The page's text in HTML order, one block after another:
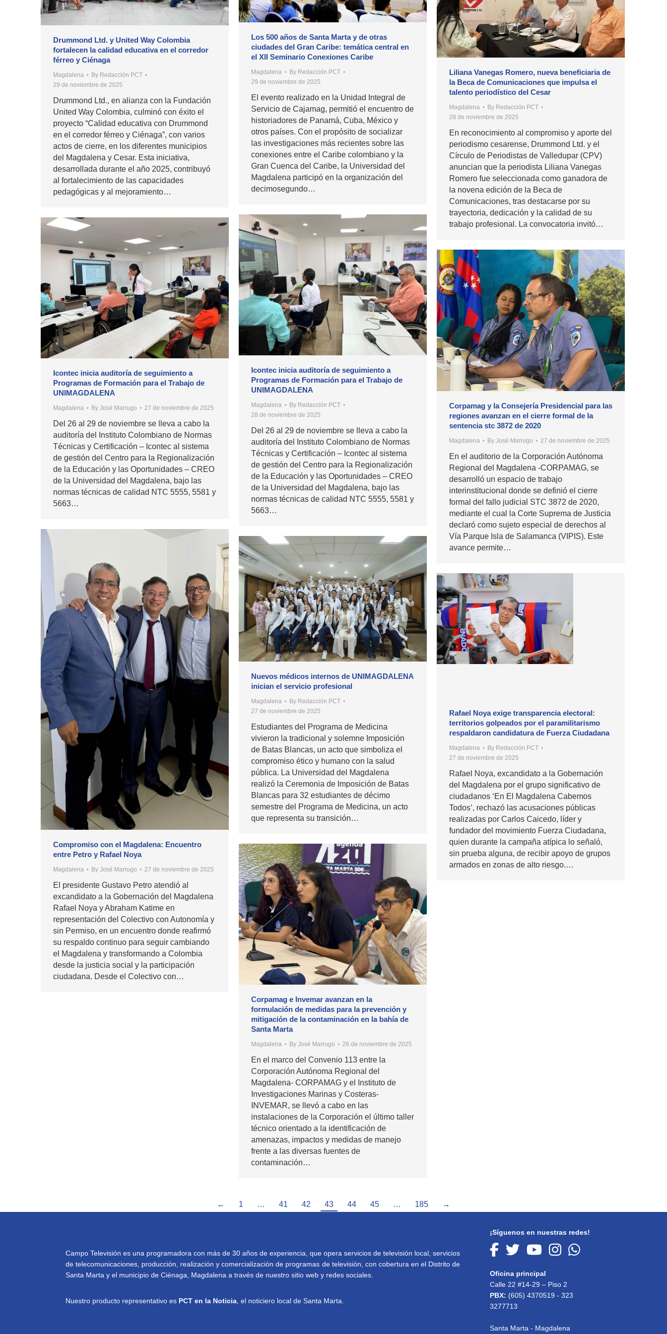
Drummond Ltd. y United Way Colombia
fortalecen la calidad educativa en el corredor
férreo y Ciénaga
Magdalena By Redacción PCT
29 de noviembre de 2025
Drummond Ltd., en alianza con la Fundación
United Way Colombia, culminó con éxito el
proyecto “Calidad educativa con Drummond
en el corredor férreo y Ciénaga”, con varios
actos de cierre, en los diferentes municipios
del Magdalena y Cesar. Esta iniciativa,
desarrollada durante el año 2025, contribuyó
al fortalecimiento de las capacidades
pedagógicas y al mejoramiento…
Los 500 años de Santa Marta y de otras
ciudades del Gran Caribe: temática central en
el XII Seminario Conexiones Caribe
Magdalena By Redacción PCT
29 de noviembre de 2025
El evento realizado en la Unidad Integral de
Servicio de Cajamag, permitió el encuentro de
historiadores de Panamá, Cuba, México y
otros países. Con el propósito de socializar
las investigaciones más recientes sobre las
conexiones entre el Caribe colombiano y la
Gran Cuenca del Caribe, la Universidad del
Magdalena participó en la organización del
decimosegundo…
Liliana Vanegas Romero, nueva beneficiaria de
la Beca de Comunicaciones que impulsa el
talento periodístico del Cesar
Magdalena By Redacción PCT
28 de noviembre de 2025
En reconocimiento al compromiso y aporte del
periodismo cesarense, Drummond Ltd. y el
Círculo de Periodistas de Valledupar (CPV)
anuncian que la periodista Liliana Vanegas
Romero fue seleccionada como ganadora de
la novena edición de la Beca de
Comunicaciones, tras destacarse por su
trayectoria, dedicación y la calidad de su
trabajo profesional. La convocatoria invitó…
Icontec inicia auditoría de seguimiento a
Programas de Formación para el Trabajo de
UNIMAGDALENA
Magdalena By Redacción PCT
28 de noviembre de 2025
Del 26 al 29 de noviembre se lleva a cabo la
auditoría del Instituto Colombiano de Normas
Técnicas y Certificación – Icontec al sistema
de gestión del Centro para la Regionalización
de la Educación y las Oportunidades – CREO
de la Universidad del Magdalena, bajo las
normas técnicas de calidad NTC 5555, 5581 y
5663…
Icontec inicia auditoría de seguimiento a
Programas de Formación para el Trabajo de
UNIMAGDALENA
Magdalena By José Marrugo 27 de noviembre de 2025
Del 26 al 29 de noviembre se lleva a cabo la
auditoría del Instituto Colombiano de Normas
Técnicas y Certificación – Icontec al sistema
de gestión del Centro para la Regionalización
de la Educación y las Oportunidades – CREO
de la Universidad del Magdalena, bajo las
normas técnicas de calidad NTC 5555, 5581 y
5663…
Corpamag y la Consejería Presidencial para las
regiones avanzan en el cierre formal de la
sentencia stc 3872 de 2020
Magdalena By José Marrugo 27 de noviembre de 2025
En el auditorio de la Corporación Autónoma
Regional del Magdalena -CORPAMAG, se
desarrolló un espacio de trabajo
interinstitucional donde se definió el cierre
formal del fallo judicial STC 3872 de 2020,
mediante el cual la Corte Suprema de Justicia
declaró como sujeto especial de derechos al
Vía Parque Isla de Salamanca (VIPIS). Este
avance permite…
Compromiso con el Magdalena: Encuentro
entre Petro y Rafael Noya
Magdalena By José Marrugo 27 de noviembre de 2025
El presidente Gustavo Petro atendió al
excandidato a la Gobernación del Magdalena
Rafael Noya y Abraham Katime en
representación del Colectivo con Autonomía y
sin Permiso, en un encuentro donde reafirmó
su respaldo continuo para seguir cambiando
el Magdalena y transformando a Colombia
desde la justicia social y la participación
ciudadana. Desde el Colectivo con…
Nuevos médicos internos de UNIMAGDALENA
inician el servicio profesional
Magdalena By Redacción PCT
27 de noviembre de 2025
Estudiantes del Programa de Medicina
vivieron la tradicional y solemne Imposición
de Batas Blancas, un acto que simboliza el
compromiso ético y humano con la salud
pública. La Universidad del Magdalena
realizó la Ceremonia de Imposición de Batas
Blancas para 32 estudiantes de décimo
semestre del Programa de Medicina, un acto
que representa su transición…
Rafael Noya exige transparencia electoral:
territorios golpeados por el paramilitarismo
respaldaron candidatura de Fuerza Ciudadana
Magdalena By Redacción PCT
27 de noviembre de 2025
Rafael Noya, excandidato a la Gobernación
del Magdalena por el grupo significativo de
ciudadanos ‘En El Magdalena Cabemos
Todos’, rechazó las acusaciones públicas
realizadas por Carlos Caicedo, líder y
fundador del movimiento Fuerza Ciudadana,
quien durante la campaña atípica lo señaló,
sin prueba alguna, de recibir apoyo de grupos
armados en zonas de alto riesgo.…
Corpamag e Invemar avanzan en la
formulación de medidas para la prevención y
mitigación de la contaminación en la bahía de
Santa Marta
Magdalena By José Marrugo 26 de noviembre de 2025
En el marco del Convenio 113 entre la
Corporación Autónoma Regional del
Magdalena- CORPAMAG y el Instituto de
Investigaciones Marinas y Costeras-
INVEMAR, se llevó a cabo en las
instalaciones de la Corporación el último taller
técnico orientado a la identificación de
amenazas, impactos y medidas de manejo
frente a las diversas fuentes de
contaminación…
← 1 … 41 42 43 44 45 … 185 →
Campo Televisión es una programadora con más de 30 años de experiencia, que opera servicios de televisión local, servicios
de telecomunicaciones, producción, realización y comercialización de programas de televisión, con cobertura en el Distrito de
Santa Marta y el municipio de Ciénaga, Magdalena a través de nuestro sitio web y redes sociales.
Nuestro producto representativo es PCT en la Noticia , el noticiero local de Santa Marta.
¡Síguenos en nuestras redes!
Oficina principal
Calle 22 #14-29 – Piso 2
PBX: (605) 4370519 - 323
3277713
Santa Marta - Magdalena